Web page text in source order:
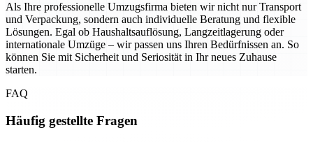
Als Ihre professionelle Umzugsfirma bieten wir nicht nur Transport
und Verpackung, sondern auch individuelle Beratung und flexible
Lösungen. Egal ob Haushaltsauflösung, Langzeitlagerung oder
internationale Umzüge – wir passen uns Ihren Bedürfnissen an. So
können Sie mit Sicherheit und Seriosität in Ihr neues Zuhause
starten.
FAQ
Häufig gestellte Fragen